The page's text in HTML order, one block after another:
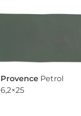
ProvencePetrol
6,2×25